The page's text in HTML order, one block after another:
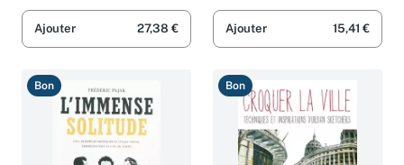
Ajouter 27,38 € Ajouter 15,41 €
Bon Bon